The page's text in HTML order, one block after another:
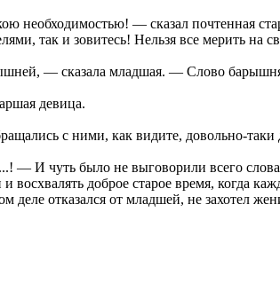
— сказал почтенная
так и зовитесь! Нельзя все мерить на
— сказала младшая. — Слово
девица.
с ними, как видите, довольно-
чуть было не выговорили всего
доброе старое время, когда
отказался от младшей, не захотел